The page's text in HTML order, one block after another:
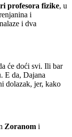
profesora fizike, u
i
i dva
će doći svi. Ili bar
E da, Dajana
dolazak, jer, kako
Zoranom i